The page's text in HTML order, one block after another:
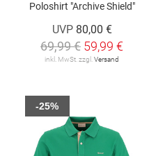
Poloshirt "Archive Shield"
UVP 80,00 €
69,99 € 59,99 €
inkl. MwSt. zzgl. Versand
-25%